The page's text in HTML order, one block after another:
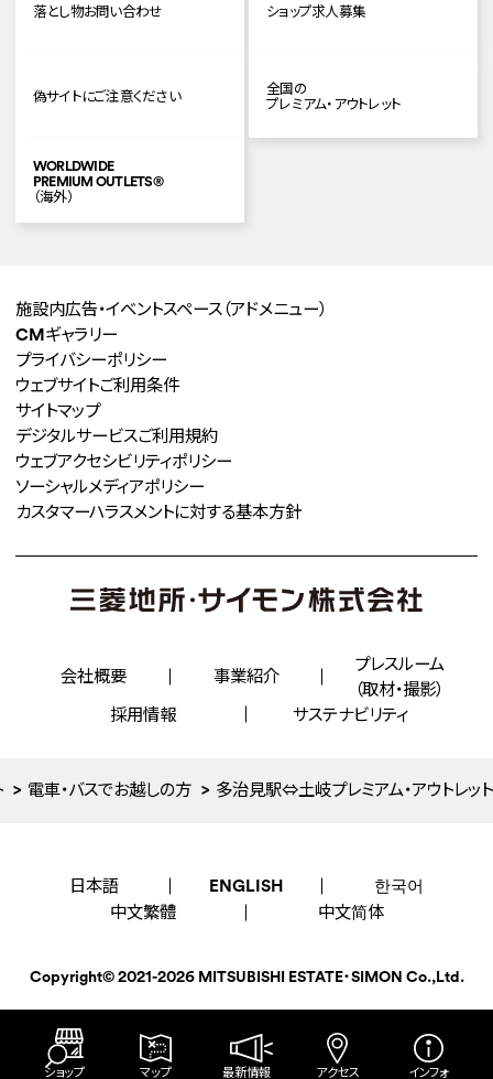
ショップ マップ 最新情報 アクセス インフォ
落とし物お問い合わせ ショップ求人募集
偽サイトにご注意ください
全国の
プレミアム・アウトレット
WORLDWIDE
PREMIUM OUTLETS®
（海外）
施設内広告・イベントスペース （アドメニュー）
CMギャラリー
プライバシーポリシー
ウェブサイトご利用条件
サイトマップ
デジタルサービスご利用規約
ウェブアクセシビリティポリシー
ソーシャルメディアポリシー
カスタマーハラスメントに対する基本方針
会社概要 事業紹介
プレスルーム
（取材・撮影）
採用情報
サステナビリティ
電車・バスでお越しの方 多治見駅⇔土岐プレミアム・アウトレット
日本語 ENGLISH
한국어
中文繁體
中文简体
Copyright©2021-2026MITSUBISHI ESTATE・SIMON Co.,Ltd.